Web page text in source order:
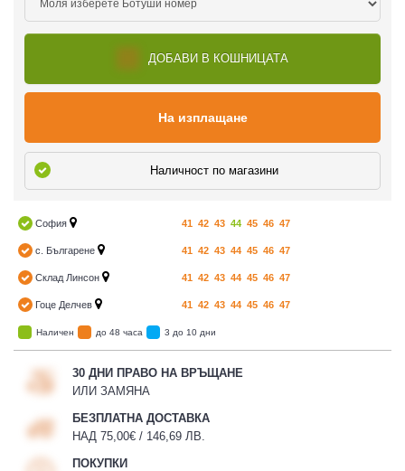
ЕКИПИРОВКА
ДОБАВИ В КОШНИЦАТА
На изплащане
Наличност по магазини
София 41 42 43 44 45 46 47
с. Българене 41 42 43 44 45 46 47
Склад Линсон 41 42 43 44 45 46 47
Гоце Делчев 41 42 43 44 45 46 47
Наличен до 48 часа 3 до 10 дни
30 ДНИ ПРАВО НА ВРЪЩАНЕ
ИЛИ ЗАМЯНА
БЕЗПЛАТНА ДОСТАВКА
НАД 75,00€ / 146,69 ЛВ.
ПОКУПКИ